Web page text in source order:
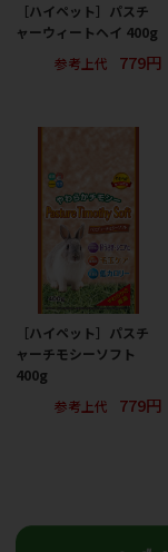
［ハイペット］パスチ
ャーウィートヘイ 400g
参考上代
779円
［ハイペット］パスチ
ャーチモシーソフト
400g
参考上代
779円